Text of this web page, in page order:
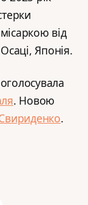
від
Японія.
. Новою
.